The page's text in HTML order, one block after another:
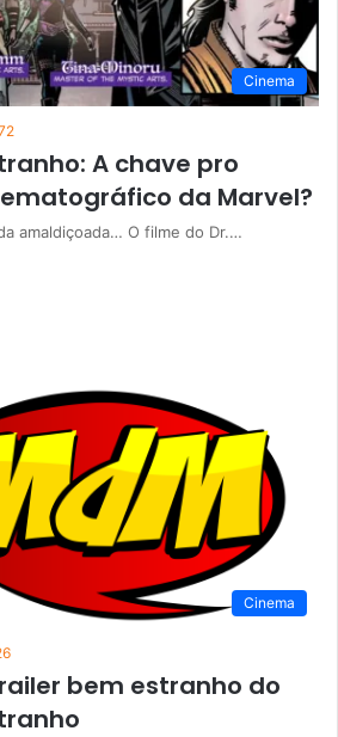
Cinema
A chave pro
da Marvel?
amaldiçoada… O filme do Dr.…
Cinema
bem estranho do